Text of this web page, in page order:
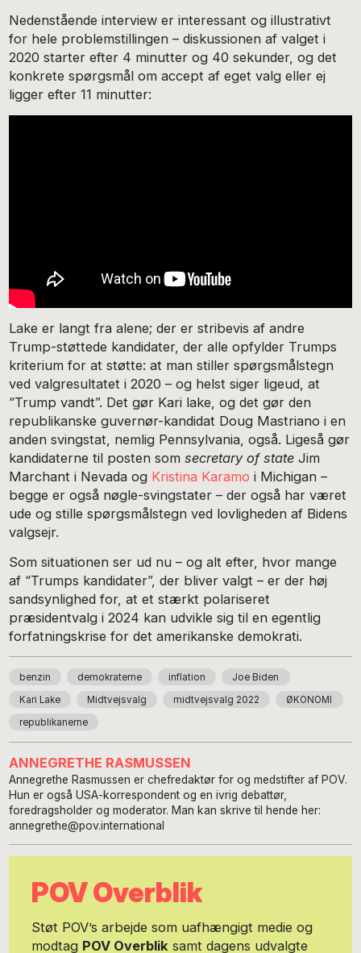
Nedenstående interview er interessant og illustrativt
for hele problemstillingen – diskussionen af valget i
2020 starter efter 4 minutter og 40 sekunder, og det
konkrete spørgsmål om accept af eget valg eller ej
ligger efter 11 minutter:
Lake er langt fra alene; der er stribevis af andre
Trump-støttede kandidater, der alle opfylder Trumps
kriterium for at støtte: at man stiller spørgsmålstegn
ved valgresultatet i 2020 – og helst siger ligeud, at
“Trump vandt”. Det gør Kari lake, og det gør den
republikanske guvernør-kandidat Doug Mastriano i en
anden svingstat, nemlig Pennsylvania, også. Ligeså gør
kandidaterne til posten somsecretary of state Jim
Marchant i Nevada og Kristina Karamoi Michigan –
begge er også nøgle-svingstater – der også har været
ude og stille spørgsmålstegn ved lovligheden af Bidens
valgsejr.
Som situationen ser ud nu – og alt efter, hvor mange
af “Trumps kandidater”, der bliver valgt – er der høj
sandsynlighed for, at et stærkt polariseret
præsidentvalg i 2024 kan udvikle sig til en egentlig
forfatningskrise for det amerikanske demokrati.
benzin demokraterne inflation Joe Biden
Kari Lake Midtvejsvalg midtvejsvalg 2022 ØKONOMI
republikanerne
ANNEGRETHE RASMUSSEN
Annegrethe Rasmussen er chefredaktør for og medstifter af POV.
Hun er også USA-korrespondent og en ivrig debattør,
foredragsholder og moderator. Man kan skrive til hende her:
annegrethe@pov.international
POV Overblik
Støt POV’s arbejde som uafhængigt medie og
modtag POV Overblik samt dagens udvalgte